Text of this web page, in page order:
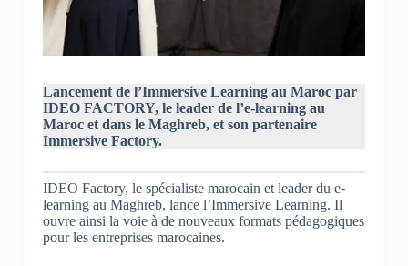
Lancement de l’Immersive Learning au Maroc par
IDEO FACTORY, le leader de l’e-learning au
Maroc et dans le Maghreb, et son partenaire
Immersive Factory.
IDEO Factory, le spécialiste marocain et leader du e-
learning au Maghreb, lance l’Immersive Learning. Il
ouvre ainsi la voie à de nouveaux formats pédagogiques
pour les entreprises marocaines.